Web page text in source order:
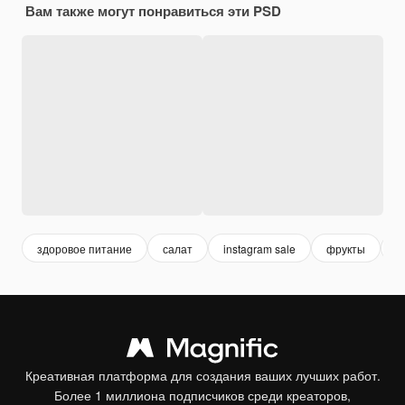
Вам также могут понравиться эти PSD
здоровое питание салат instagram sale фрукты
Креативная платформа для создания ваших лучших работ.
Более 1 миллиона подписчиков среди креаторов,